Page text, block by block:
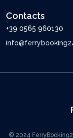
Contacts
+39 0565 960130
© 2024